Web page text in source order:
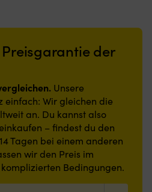
der
Unsere
einfach: Wir gleichen die
an. Du kannst also
– findest du den
Tagen bei einem anderen
wir den Preis im
Bedingungen.